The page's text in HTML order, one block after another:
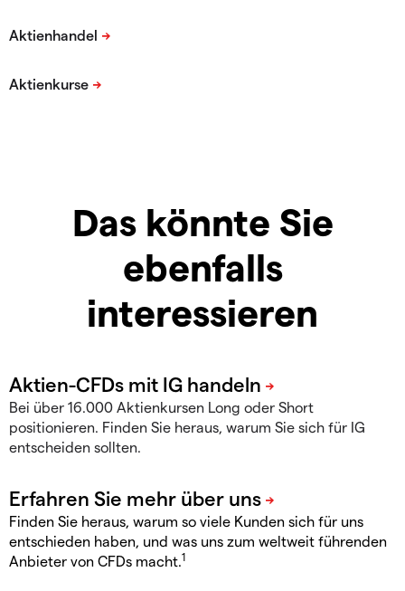
Das könnte Sie
ebenfalls
interessieren
Bei über 16.000 Aktienkursen Long oder Short
positionieren. Finden Sie heraus, warum Sie sich für IG
entscheiden sollten.
Finden Sie heraus, warum so viele Kunden sich für uns
entschieden haben, und was uns zum weltweit führenden
Anbieter von CFDs macht.1